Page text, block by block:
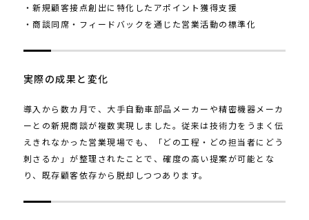
・新規顧客接点創出に特化したアポイント獲得支援
・商談同席・フィードバックを通じた営業活動の標準化
実際の成果と変化
導入から数カ月で、大手自動車部品メーカーや精密機器メーカ
ーとの新規商談が複数実現しました。従来は技術力をうまく伝
えきれなかった営業現場でも、「どの工程・どの担当者にどう
刺さるか」が整理されたことで、確度の高い提案が可能とな
り、既存顧客依存から脱却しつつあります。